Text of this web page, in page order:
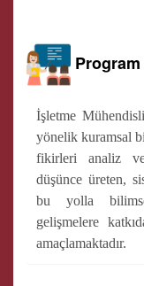
İşletme
yönelik kuramsal
fikirleri analiz ve
düşünce üreten,
bu yolla
gelişmelere
amaçlamaktadır.